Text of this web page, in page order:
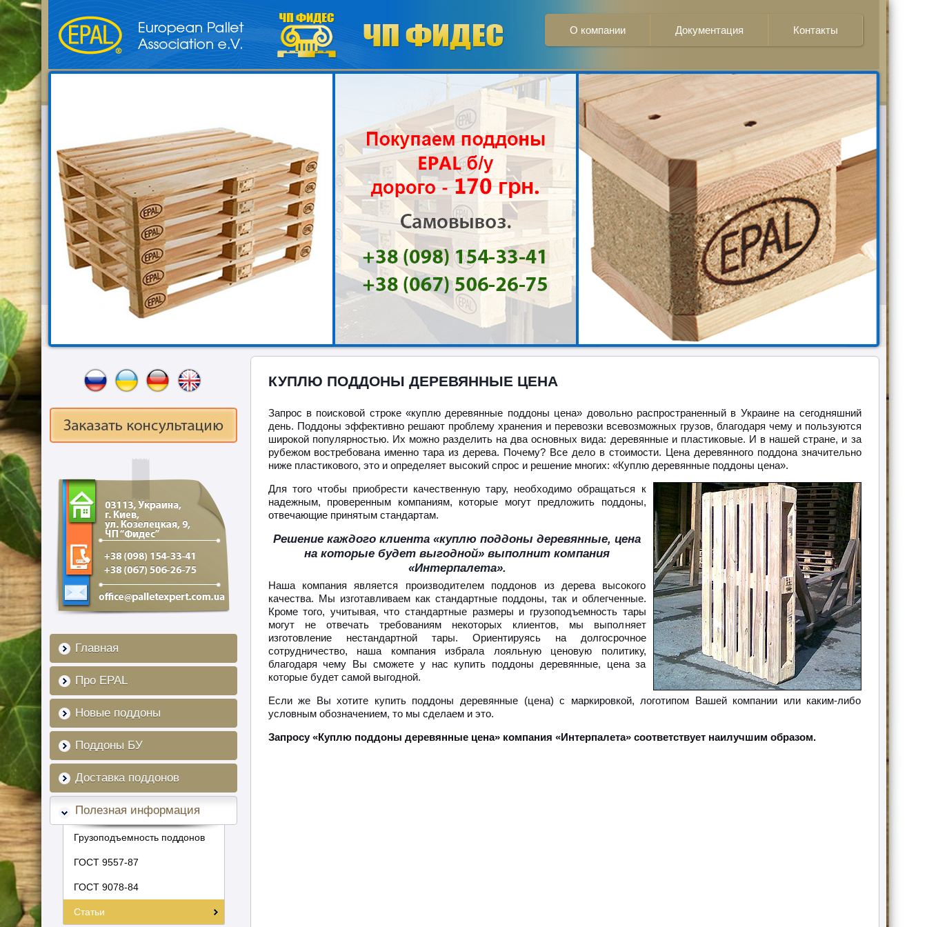
О компании Документация Контакты
Главная
Про EPAL
Новые поддоны
Поддоны БУ
Доставка поддонов
Полезная информация
Грузоподъемность поддонов
ГОСТ 9557-87
ГОСТ 9078-84
Статьи
КУПЛЮ ПОДДОНЫ ДЕРЕВЯННЫЕ ЦЕНА
Запрос в поисковой строке «куплю деревянные поддоны цена» довольно распространенный в Украине на сегодняшний
день. Поддоны эффективно решают проблему хранения и перевозки всевозможных грузов, благодаря чему и пользуются
широкой популярностью. Их можно разделить на два основных вида: деревянные и пластиковые. И в нашей стране, и за
рубежом востребована именно тара из дерева. Почему? Все дело в стоимости. Цена деревянного поддона значительно
ниже пластикового, это и определяет высокий спрос и решение многих: «Куплю деревянные поддоны цена».
Для того чтобы приобрести качественную тару, необходимо обращаться к
надежным, проверенным компаниям, которые могут предложить поддоны,
отвечающие принятым стандартам.
Решение каждого клиента «куплю поддоны деревянные, цена
на которые будет выгодной» выполнит компания
«Интерпалета».
Наша компания является производителем поддонов из дерева высокого
качества. Мы изготавливаем как стандартные поддоны, так и облегченные.
Кроме того, учитывая, что стандартные размеры и грузоподъемность тары
могут не отвечать требованиям некоторых клиентов, мы выполняет
изготовление нестандартной тары. Ориентируясь на долгосрочное
сотрудничество, наша компания избрала лояльную ценовую политику,
благодаря чему Вы сможете у нас купить поддоны деревянные, цена за
которые будет самой выгодной.
Если же Вы хотите купить поддоны деревянные (цена) с маркировкой, логотипом Вашей компании или каким-либо
условным обозначением, то мы сделаем и это.
Запросу «Куплю поддоны деревянные цена» компания «Интерпалета» соответствует наилучшим образом.